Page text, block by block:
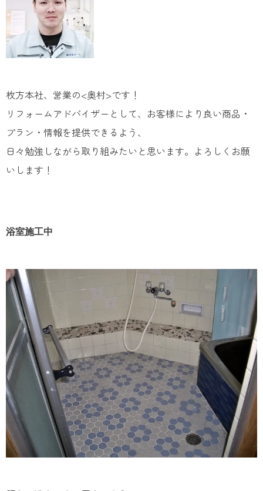
枚方本社、営業の<奥村>です！
リフォームアドバイザーとして、お客様により良い商品・
プラン・情報を提供できるよう、
日々勉強しながら取り組みたいと思います。よろしくお願
いします！
浴室施工​中